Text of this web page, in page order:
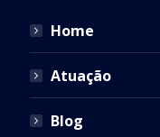
Home
Atuação
Blog